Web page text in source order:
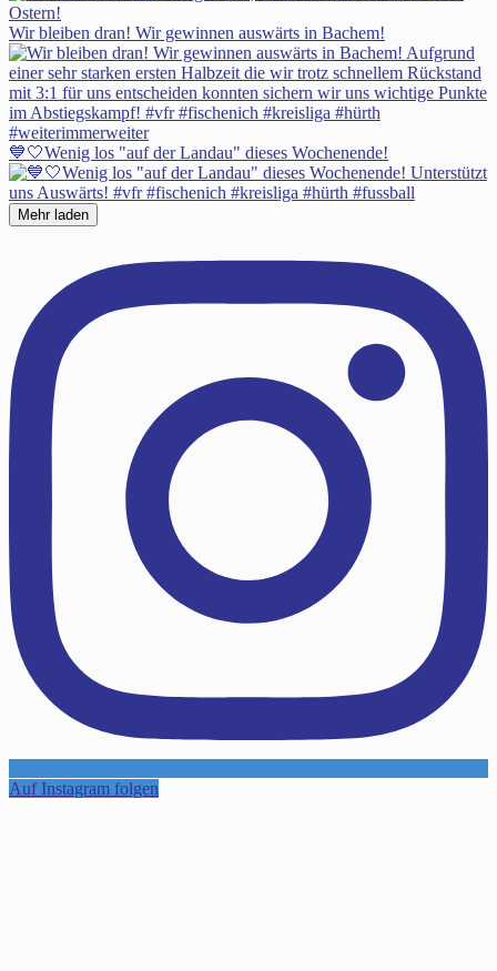
Wir bleiben dran! Wir gewinnen auswärts in Bachem!
💙🤍Wenig los "auf der Landau" dieses Wochenende!
Mehr laden
Auf Instagram folgen